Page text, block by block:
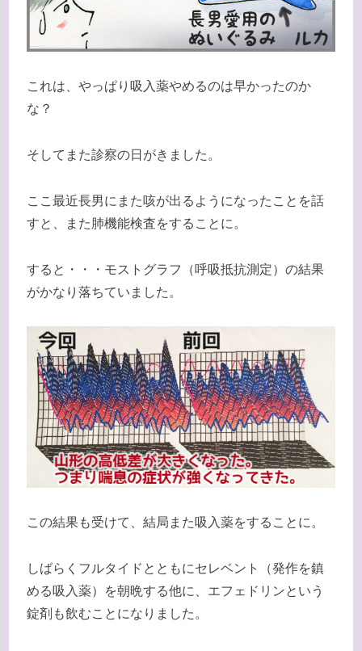
これは、やっぱり吸入薬やめるのは早かったのか
な？
そしてまた診察の日がきました。
ここ最近長男にまた咳が出るようになったことを話
すと、また肺機能検査をすることに。
すると・・・モストグラフ（呼吸抵抗測定）の結果
がかなり落ちていました。
この結果も受けて、結局また吸入薬をすることに。
しばらくフルタイドとともにセレベント（発作を鎮
める吸入薬）を朝晩する他に、エフェドリンという
錠剤も飲むことになりました。